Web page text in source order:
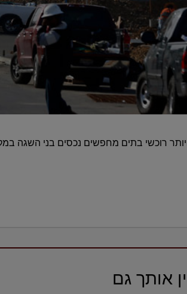
רוכשי בתים מחפשים נכסים בני השגה
אותך גם